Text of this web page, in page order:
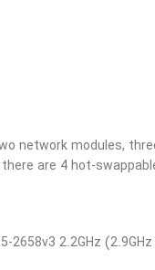
network modules,
are 4 hot-
2658v3 2.2GHz